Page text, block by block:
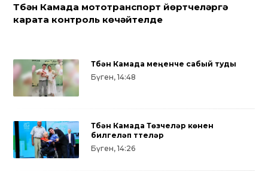
Түбән Камада мототранспорт йөртүчеләргә
карата контроль көчәйтелде
Түбән Камада меңенче сабый туды
Бүген, 14:48
Түбән Камада Төзүчеләр көнен
билгеләп үттеләр
Бүген, 14:26